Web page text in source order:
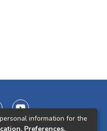
information for the
Preferences,